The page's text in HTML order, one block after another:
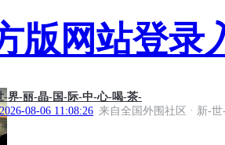
版网站登录
-界-丽-晶-国-际-中-心-喝-茶-
2026-08-06 11:08:26 来自全国外围社区 · 新-